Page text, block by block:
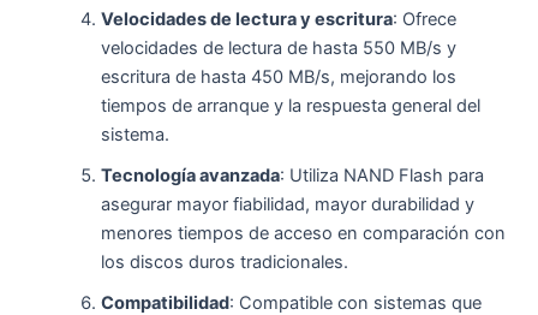
Velocidades de lectura y escritura: Ofrece
velocidades de lectura de hasta 550 MB/s y
escritura de hasta 450 MB/s, mejorando los
tiempos de arranque y la respuesta general del
sistema.
Tecnología avanzada: Utiliza NAND Flash para
asegurar mayor fiabilidad, mayor durabilidad y
menores tiempos de acceso en comparación con
los discos duros tradicionales.
Compatibilidad: Compatible con sistemas que